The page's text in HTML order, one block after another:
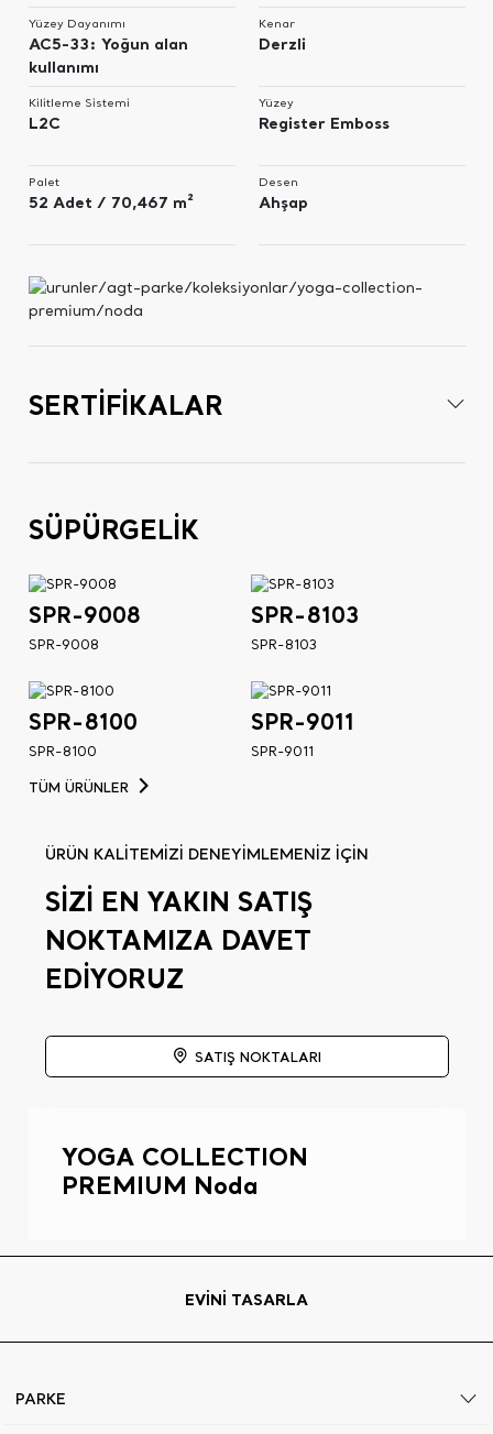
Yüzey Dayanımı
AC5-33: Yoğun alan
kullanımı
Kilitleme Sistemi
L2C
Palet
52 Adet / 70,467 m²
Kenar
Derzli
Yüzey
Register Emboss
Desen
Ahşap
SERTİFİKALAR
SÜPÜRGELİK
SPR-9008
SPR-9008
SPR-8103
SPR-8103
SPR-8100
SPR-8100
SPR-9011
SPR-9011
TÜM ÜRÜNLER
ÜRÜN KALİTEMİZİ DENEYİMLEMENİZ İÇİN
SİZİ EN YAKIN SATIŞ
NOKTAMIZA DAVET
EDİYORUZ
SATIŞ NOKTALARI
YOGA COLLECTION
PREMIUM Noda
EVİNİ TASARLA
PARKE